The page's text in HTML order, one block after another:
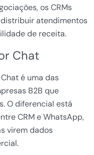
os CRMs
atendimentos
de receita.
Chat
é uma das
B2B que
O diferencial está
CRM e WhatsApp,
virem dados